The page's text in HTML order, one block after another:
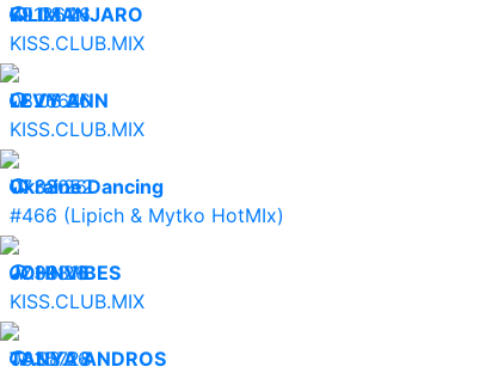
09.08.26
1264
KILIMANJARO
KISS.CLUB.MIX
08.08.26
2664
LEVY ANN
KISS.CLUB.MIX
07.08.26
33052
Ukraine Dancing
#466 (Lipich & Mytko HotMIx)
07.08.26
39816
JOHNVIBES
KISS.CLUB.MIX
06.08.26
35728
TANYA ANDROS